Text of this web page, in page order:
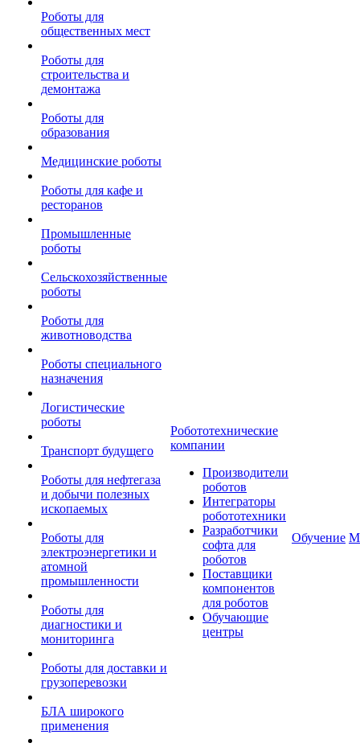
Роботы для
общественных мест
Роботы для
строительства и
демонтажа
Роботы для
образования
Медицинские роботы
Роботы для кафе и
ресторанов
Промышленные
роботы
Сельскохозяйственные
роботы
Роботы для
животноводства
Роботы специального
назначения
Логистические
роботы
Транспорт будущего
Роботы для нефтегаза
и добычи полезных
ископаемых
Роботы для
электроэнергетики и
атомной
промышленности
Роботы для
диагностики и
мониторинга
Роботы для доставки и
грузоперевозки
БЛА широкого
применения
Робототехнические
компании
Производители
роботов
Интеграторы
робототехники
Разработчики
софта для
роботов
Поставщики
компонентов
для роботов
Обучающие
центры
Обучение